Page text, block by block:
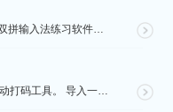
试试双拼是 App Store 上第一款双拼输入法练习软件，通过这个软件你能方便的学习双拼规则，练习...
自定义超准确的 AI 头像 / 昵称自动打码工具。 导入一张微信聊天截图，或者抖音/小红书/微博评论...